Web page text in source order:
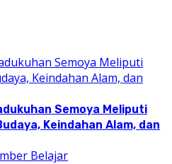
Semoya Meliputi
Keindahan Alam, dan